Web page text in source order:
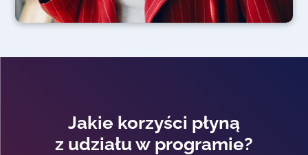
Jakie korzyści płyną
z udziału w programie?